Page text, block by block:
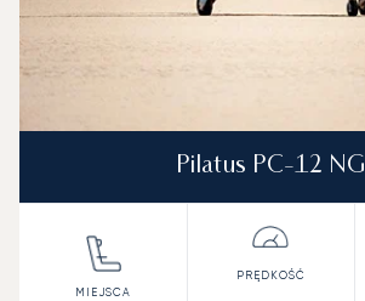
Pilatus PC-12 NG